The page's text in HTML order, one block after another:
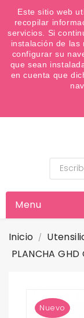
¿Quiere
Menu
Inicio
PLANCHA GHD
Nuevo
Este sitio web
recopilar
servicios. Si
instalación de las
configurar su
que sean
en cuenta que